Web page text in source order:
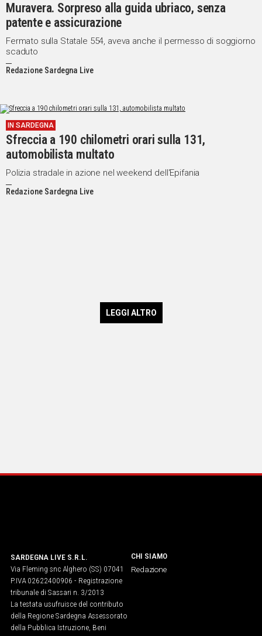
Muravera. Sorpreso alla guida ubriaco, senza
patente e assicurazione
Fermato sulla Statale 554, aveva anche il permesso di soggiorno
scaduto
Redazione Sardegna Live
IN SARDEGNA
Sfreccia a 190 chilometri orari sulla 131,
automobilista multato
Polizia stradale in azione nel weekend dell'Epifania
Redazione Sardegna Live
LEGGI ALTRO
SARDEGNA LIVE S.R.L.
Via Fleming snc Alghero (SS) 07041
P.IVA 02622400906 - Registrazione
tribunale di Sassari n. 3/2013
La testata usufruisce del contributo
della Regione Sardegna Assessorato
della Pubblica Istruzione, Beni
CHI SIAMO
Redazione